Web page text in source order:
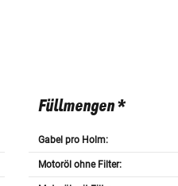
Füllmengen *
Gabel pro Holm:
Motoröl ohne Filter: